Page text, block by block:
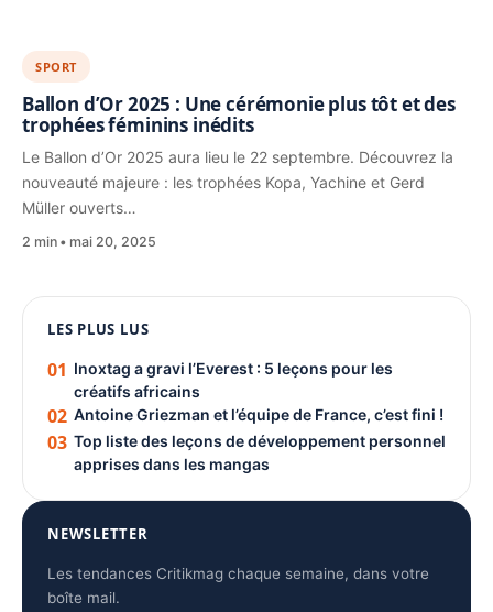
SPORT
Ballon d’Or 2025 : Une cérémonie plus tôt et des
trophées féminins inédits
Le Ballon d’Or 2025 aura lieu le 22 septembre. Découvrez la
nouveauté majeure : les trophées Kopa, Yachine et Gerd
Müller ouverts…
2 min mai 20, 2025
PUBLICITÉ
LES PLUS LUS
01 Inoxtag a gravi l’Everest : 5 leçons pour les
créatifs africains
02 Antoine Griezman et l’équipe de France, c’est fini !
03 Top liste des leçons de développement personnel
apprises dans les mangas
NEWSLETTER
Les tendances Critikmag chaque semaine, dans votre
boîte mail.